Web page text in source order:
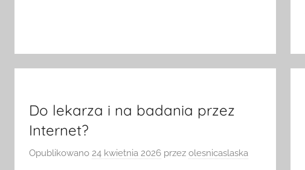
Do lekarza i na badania przez
Internet?
Opublikowano 24 kwietnia 2026 przez olesnicaslaska